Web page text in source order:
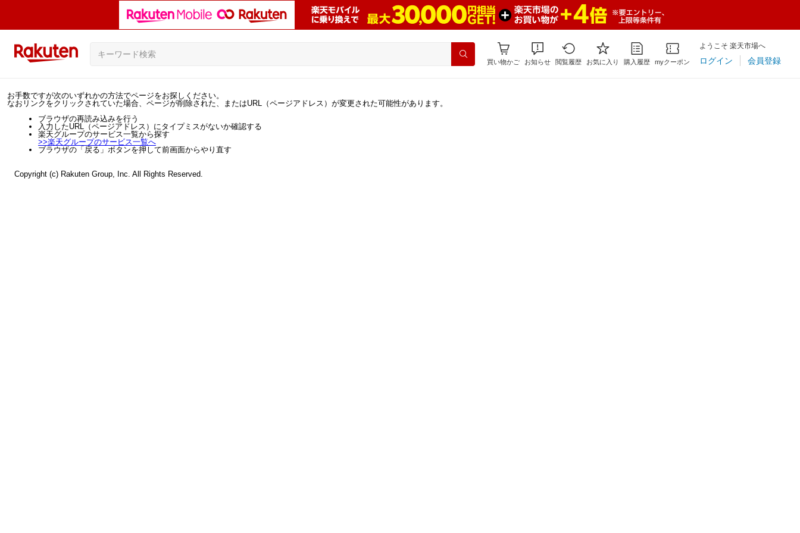
買い物かご お知らせ 閲覧履歴 お気に入り 購入履歴 myクーポン
ようこそ 楽天市場へ
ログイン 会員登録
お手数ですが次のいずれかの方法でページをお探しください。
なおリンクをクリックされていた場合、ページが削除された、またはURL（ページアドレス）が変更された可能性があります。
ブラウザの再読み込みを行う
入力したURL（ページアドレス）にタイプミスがないか確認する
楽天グループのサービス一覧から探す
>>楽天グループのサービス一覧へ
ブラウザの「戻る」ボタンを押して前画面からやり直す
Copyright (c) Rakuten Group, Inc. All Rights Reserved.